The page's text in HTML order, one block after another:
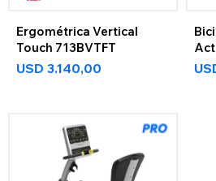
Ergométrica Vertical
Touch 713BVTFT
USD 3.140,00